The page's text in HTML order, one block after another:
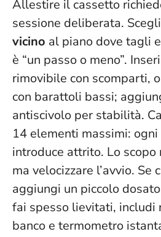
Allestire il cassetto
sessione deliberata.
vicino al piano dove tagli
è “un passo o meno”.
rimovibile con scomparti,
con barattoli bassi;
antiscivolo per stabilità.
14 elementi massimi:
introduce attrito. Lo scopo
ma velocizzare l’avvio. Se
aggiungi un piccolo
fai spesso lievitati, includi
banco e termometro